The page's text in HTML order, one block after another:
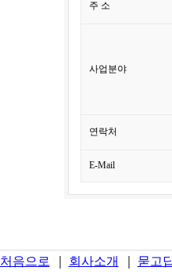
주 소
사업분야
연락처
E-Mail
처음으로 회사소개 묻고